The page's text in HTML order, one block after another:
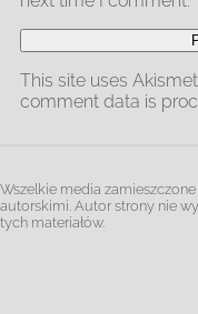
This site uses
comment data is
Wszelkie media
autorskimi. Autor strony nie
tych materiałów.